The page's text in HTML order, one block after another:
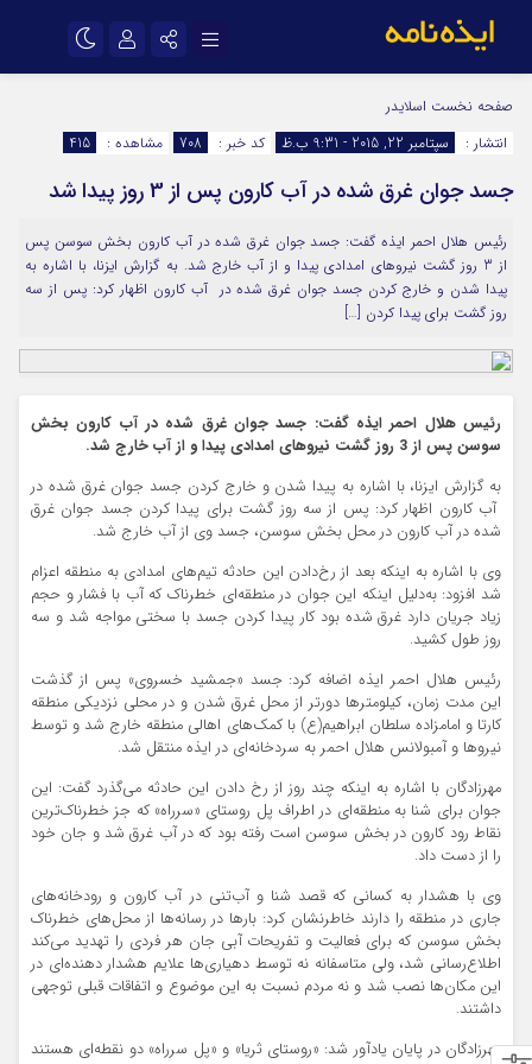
اینستاگرام
سروش
ایتا
آپارات
اپلیکیشن رمز عبور
مرا به خاطر بسپار
صفحه نخست اسلایدر
انتشار :
سپتامبر 22, 2015 - 9:31 ب.ظ کد خبر : 708 مشاهده : 415
جسد جوان غرق شده در آب کارون پس از 3 روز پیدا شد
رئیس هلال احمر ایذه گفت: جسد جوان غرق شده در آب کارون بخش سوسن پس
از 3 روز گشت نیروهای امدادی پیدا و از آب خارج شد. به گزارش ایزنا، با اشاره به
پیدا شدن و خارج کردن جسد جوان غرق شده در آب کارون اظهار کرد: پس از سه
روز گشت برای پیدا کردن […]
رئیس هلال احمر ایذه گفت: جسد جوان غرق شده در آب کارون بخش
سوسن پس از 3 روز گشت نیروهای امدادی پیدا و از آب خارج شد.
به گزارش ایزنا، با اشاره به پیدا شدن و خارج کردن جسد جوان غرق شده در
آب کارون اظهار کرد: پس از سه روز گشت برای پیدا کردن جسد جوان غرق
شده در آب کارون در محل بخش سوسن، جسد وی از آب خارج شد.
وی با اشاره به اینکه بعد از رخ‌دادن این حادثه تیم‌های امدادی به منطقه اعزام
شد افزود: به‌دلیل اینکه این جوان در منطقه‌ای خطرناک که آب با فشار و حجم
زیاد جریان دارد غرق شده بود کار پیدا کردن جسد با سختی مواجه شد و سه
روز طول کشید.
رئیس هلال احمر ایذه اضافه کرد: جسد «جمشید خسروی» پس از گذشت
این مدت زمان، کیلومترها دورتر از محل غرق شدن و در محلی نزدیکی منطقه
کارتا و امامزاده سلطان ابراهیم(ع) با کمک‌های اهالی منطقه خارج شد و توسط
نیروها و آمبولانس هلال احمر به سردخانه‌ای در ایذه منتقل شد.
مهرزادگان با اشاره به اینکه چند روز از رخ دادن این حادثه می‌گذرد گفت: این
جوان برای شنا به منطقه‌ای در اطراف پل روستای «سرراه» که جز خطرناک‌ترین
نقاط رود کارون در بخش سوسن است رفته بود که در آب غرق شد و جان خود
را از دست داد.
وی با هشدار به کسانی که قصد شنا و آب‌تنی در آب کارون و رودخانه‌های
جاری در منطقه را دارند خاطرنشان کرد: بارها در رسانه‌ها از محل‌های خطرناک
بخش سوسن که برای فعالیت و تفریحات آبی جان هر فردی را تهدید می‌کند
اطلاع‌رسانی شد، ولی متاسفانه نه توسط دهیاری‌ها علایم هشدار دهنده‌ای در
این مکان‌ها نصب شد و نه مردم نسبت به این موضوع و اتفاقات قبلی توجهی
داشتند.
مهرزادگان در پایان یادآور شد: «روستای ثریا» و «پل سرراه» دو نقطه‌ای هستند